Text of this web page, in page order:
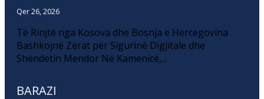
Qer 26, 2026
Të Rinjtë nga Kosova dhe Bosnja e Hercegovina
Bashkojnë Zërat për Sigurinë Digjitale dhe
Shëndetin Mendor Në Kamenicë,...
BARAZI